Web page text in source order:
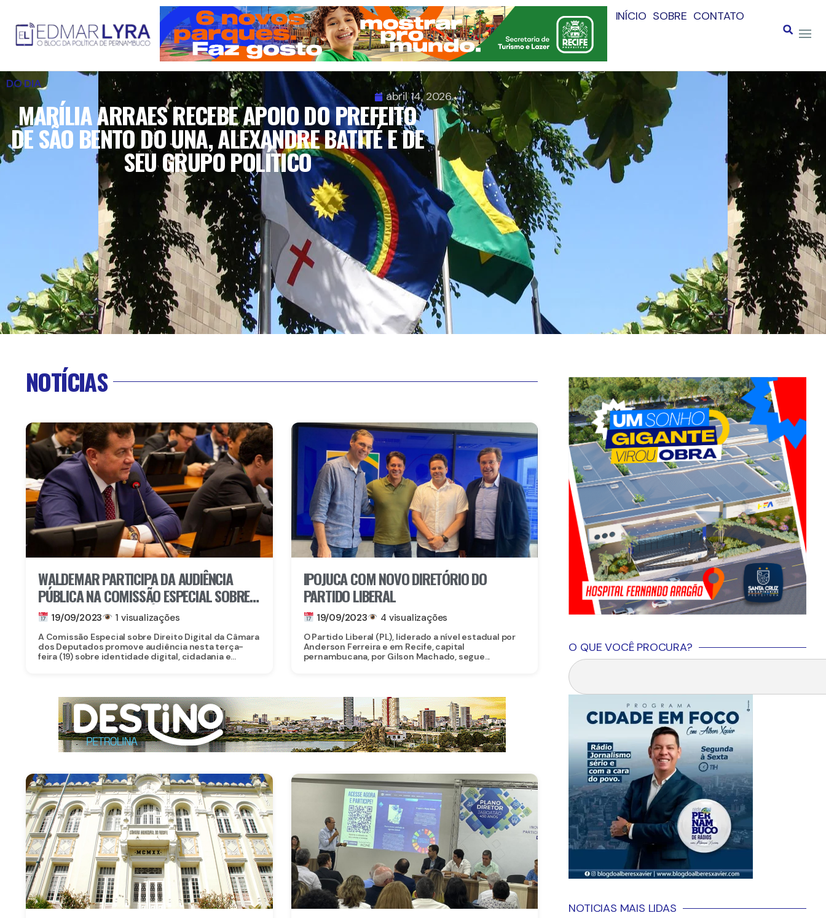
INÍCIO SOBRE CONTATO
DO DIA
abril 14, 2026
MARÍLIA ARRAES RECEBE APOIO DO PREFEITO
DE SÃO BENTO DO UNA, ALEXANDRE BATITÉ E DE
SEU GRUPO POLÍTICO
NOTÍCIAS
WALDEMAR PARTICIPA DA AUDIÊNCIA
PÚBLICA NA COMISSÃO ESPECIAL SOBRE
DIREITO DIGITAL DA CÂMARA
19/09/2023 1 visualizações
A Comissão Especial sobre Direito Digital da Câmara
dos Deputados promove audiência nesta terça-
feira (19) sobre identidade digital, cidadania e...
IPOJUCA COM NOVO DIRETÓRIO DO
PARTIDO LIBERAL
19/09/2023 4 visualizações
O Partido Liberal (PL), liderado a nível estadual por
Anderson Ferreira e em Recife, capital
pernambucana, por Gilson Machado, segue...
O QUE VOCÊ PROCURA?
NOTICIAS MAIS LIDAS